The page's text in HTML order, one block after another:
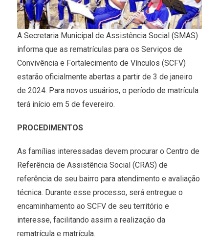
A Secretaria Municipal de Assistência Social (SMAS)
informa que as rematrículas para os Serviços de
Convivência e Fortalecimento de Vínculos (SCFV)
estarão oficialmente abertas a partir de 3 de janeiro
de 2024. Para novos usuários, o período de matrícula
terá início em 5 de fevereiro.
PROCEDIMENTOS
As famílias interessadas devem procurar o Centro de
Referência de Assistência Social (CRAS) de
referência de seu bairro para atendimento e avaliação
técnica. Durante esse processo, será entregue o
encaminhamento ao SCFV de seu território e
interesse, facilitando assim a realização da
rematrícula e matrícula.